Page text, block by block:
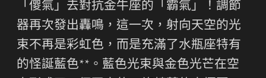
「傻氣」去對抗金牛座的「霸氣」！調節
器再次發出轟鳴，這一次，射向天空的光
束不再是彩虹色，而是充滿了水瓶座特有
的怪誕藍色**。藍色光束與金色光芒在空